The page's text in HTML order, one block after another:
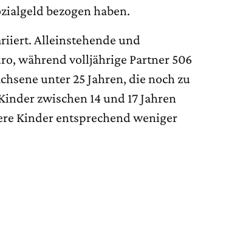
bezogen haben.
Alleinstehende und
während volljährige Partner 506
unter 25 Jahren, die noch zu
zwischen 14 und 17 Jahren
Kinder entsprechend weniger